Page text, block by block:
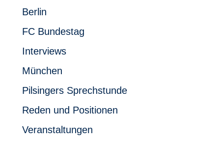
Berlin
FC Bundestag
Interviews
München
Pilsingers Sprechstunde
Reden und Positionen
Veranstaltungen